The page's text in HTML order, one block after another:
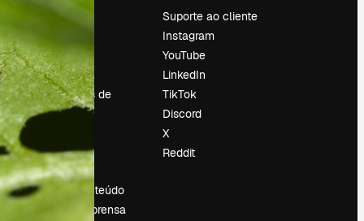
Preços
Reviews
Emprego
Tendências de
pesquisa
Eventos
Slidesgo
Vender conteúdo
Sala de imprensa
Suporte ao cliente
Instagram
YouTube
LinkedIn
TikTok
Discord
X
Reddit